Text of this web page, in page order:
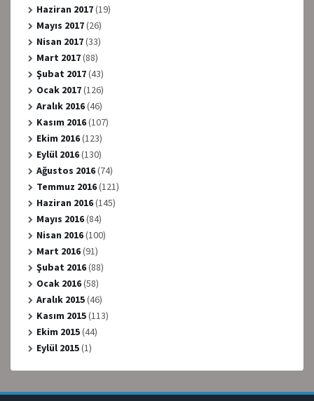
Haziran 2017(19)
Mayıs 2017(26)
Nisan 2017(33)
Mart 2017(88)
Şubat 2017(43)
Ocak 2017(126)
Aralık 2016(46)
Kasım 2016(107)
Ekim 2016(123)
Eylül 2016(130)
Ağustos 2016(74)
Temmuz 2016(121)
Haziran 2016(145)
Mayıs 2016(84)
Nisan 2016(100)
Mart 2016(91)
Şubat 2016(88)
Ocak 2016(58)
Aralık 2015(46)
Kasım 2015(113)
Ekim 2015(44)
Eylül 2015(1)